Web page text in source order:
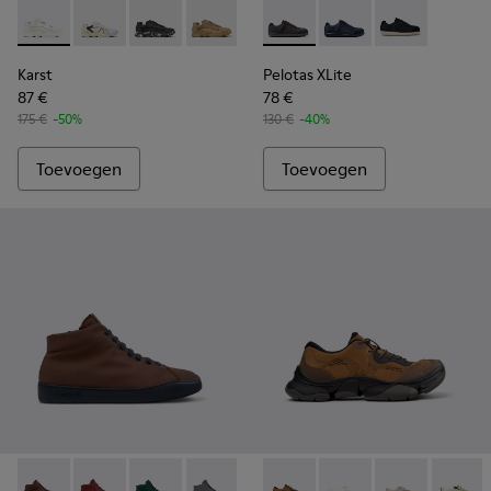
Karst - K100845-001 - Witte sneakers van ongeverfd leer
Karst - K100845-026
Karst - K100845-020
Karst - K100845-016
Karst - K100845-005
Karst - K100845-002
Karst
87 €
175 € -50%
Toevoegen
Pelotas XLite - 18302-138 -
Pelotas XLite -
Pelotas XLite
Pelotas XLite
78 €
130 € -40%
Toevoegen